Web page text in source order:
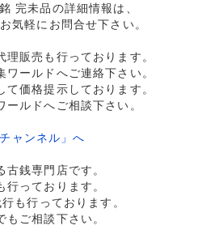
完未品の詳細情報は、
気軽にお問合せ下さい。
販売も行っております。
ールドへご連絡下さい。
価格提示しております。
ルドへご相談下さい。
ャンネル」へ
銭専門店です。
っております。
も行っております。
ご相談下さい。